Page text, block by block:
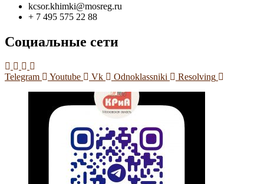
kcsor.khimki@mosreg.ru
+ 7 495 575 22 88
Социальные сети
Telegram Youtube Vk Odnoklassniki Resolving